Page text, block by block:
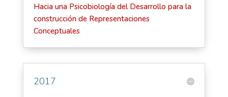
Hacia una Psicobiología del Desarrollo para la
construcción de Representaciones
Conceptuales
2017